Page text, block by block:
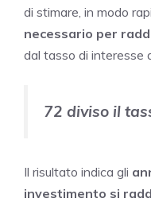
di stimare, in modo
necessario per
dal tasso di interesse
72 diviso il
Il risultato indica gli
investimento si